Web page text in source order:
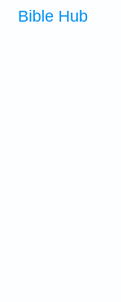
Bible Hub